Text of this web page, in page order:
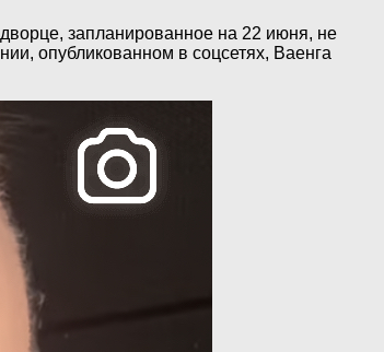
запланированное на 22 июня, не
опубликованном в соцсетях, Ваенга